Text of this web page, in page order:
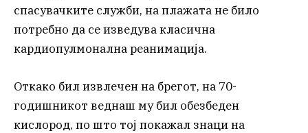
спасувачките служби, на плажата не било
потребно да се изведува класична
кардиопулмонална реанимација.
Откако бил извлечен на брегот, на 70-
годишникот веднаш му бил обезбеден
кислород, по што тој покажал знаци на